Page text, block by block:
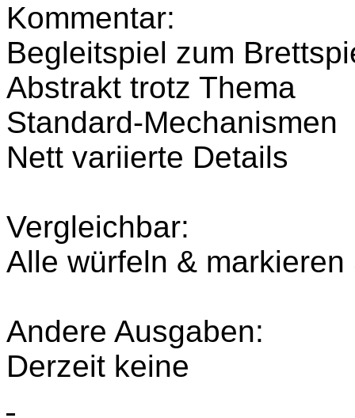
Kommentar:
Begleitspiel zum
Abstrakt trotz Thema
Standard-Mechanismen
Nett variierte Details
Vergleichbar:
Alle würfeln & markieren
Andere Ausgaben:
Derzeit keine